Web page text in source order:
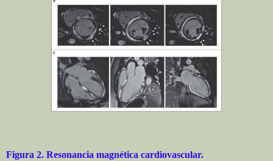
Figura 2. Resonancia magnética cardiovascular.